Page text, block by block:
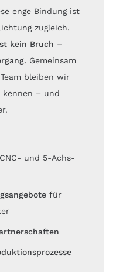
enge Bindung ist
zugleich.
kein Bruch –
Gemeinsam
bleiben wir
kennen – und
und 5-Achs-
für